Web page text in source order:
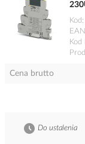
Kod
EAN
Kod
Cena brutto
Do ustalenia